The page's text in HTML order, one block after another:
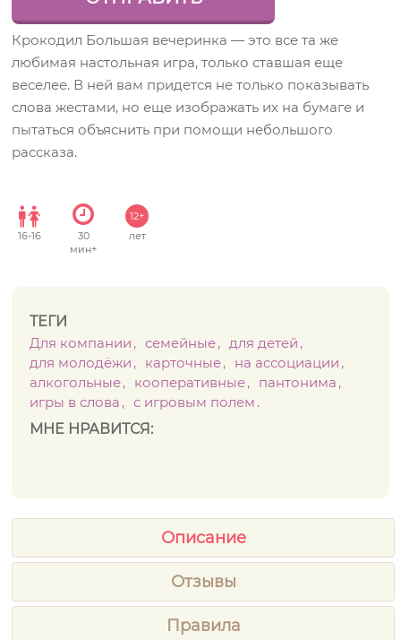
Крокодил Большая вечеринка — это все та же
любимая настольная игра, только ставшая еще
веселее. В ней вам придется не только показывать
слова жестами, но еще изображать их на бумаге и
пытаться объяснить при помощи небольшого
рассказа.
16-16
30
мин+
12+
лет
ТЕГИ
Для компании
семейные
для детей
для молодёжи
карточные
на ассоциации
алкогольные
кооперативные
пантонима
игры в слова
с игровым полем
МНЕ НРАВИТСЯ:
Описание
Отзывы
Правила